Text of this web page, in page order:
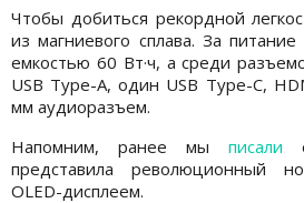
Чтобы добиться рекордной
из магниевого сплава. За питание
емкостью 60 Вт·ч, а среди
USB Type-A, один USB Type-C,
мм аудиоразъем.
Напомним, ранее мы писали
представила революционный
OLED-дисплеем.